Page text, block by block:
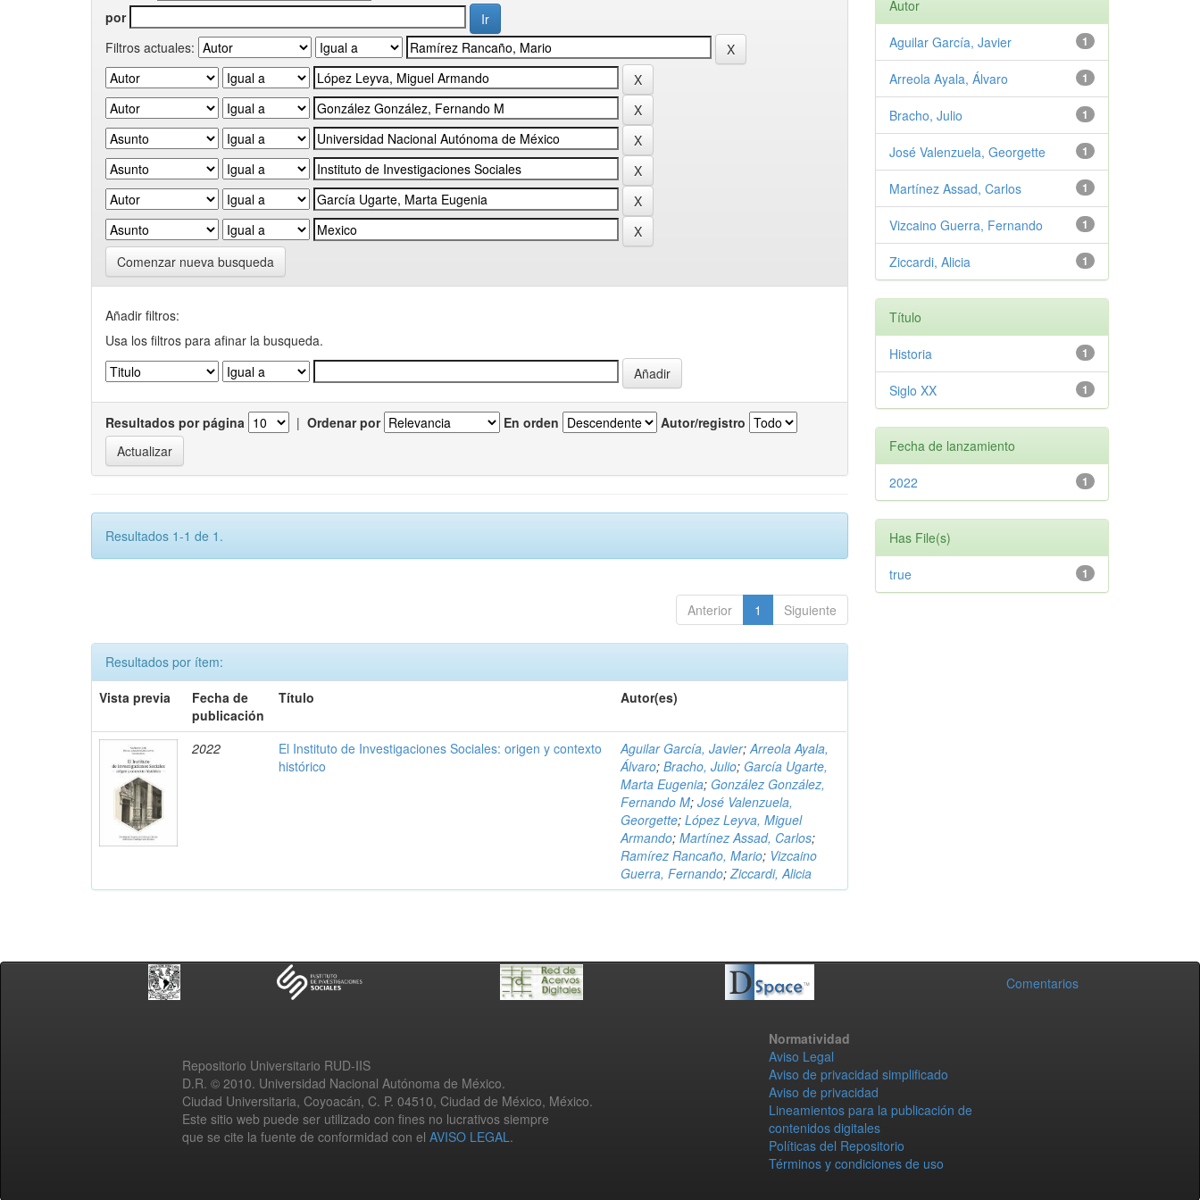
por
Filtros actuales:
Comenzar nueva busqueda
Añadir filtros:
Usa los filtros para afinar la busqueda.
Resultados por página | Ordenar por En orden Autor/registro
Resultados 1-1 de 1.
Anterior 1 Siguiente
Resultados por ítem:
Vista previa
Fecha de
publicación
Título Autor(es)
2022
El Instituto de Investigaciones Sociales: origen y contexto
histórico
Aguilar García, Javier;Arreola Ayala,
Álvaro;Bracho, Julio; García Ugarte,
Marta Eugenia; González González,
Fernando M;José Valenzuela,
Georgette;López Leyva, Miguel
Armando;Martínez Assad, Carlos;
Ramírez Rancaño, Mario; Vizcaino
Guerra, Fernando;Ziccardi, Alicia
Autor
1
Aguilar García, Javier
1
Arreola Ayala, Álvaro
1
Bracho, Julio
1
José Valenzuela, Georgette
1
Martínez Assad, Carlos
1
Vizcaino Guerra, Fernando
1
Ziccardi, Alicia
Título
1
Historia
1
Siglo XX
Fecha de lanzamiento
1
2022
Has File(s)
1
true
Comentarios
Repositorio Universitario RUD-IIS
D.R. © 2010. Universidad Nacional Autónoma de México.
Ciudad Universitaria, Coyoacán, C. P. 04510, Ciudad de México, México.
Este sitio web puede ser utilizado con fines no lucrativos siempre
que se cite la fuente de conformidad con el AVISO LEGAL.
Normatividad
Aviso Legal
Aviso de privacidad simplificado
Aviso de privacidad
Lineamientos para la publicación de
contenidos digitales
Políticas del Repositorio
Términos y condiciones de uso